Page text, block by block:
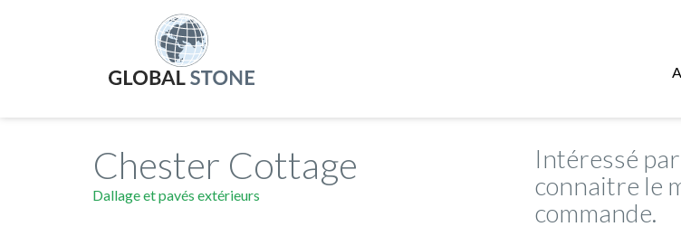
Chester Cottage
Dallage et pavés extérieurs
Intéressé
connaitre le
commande.